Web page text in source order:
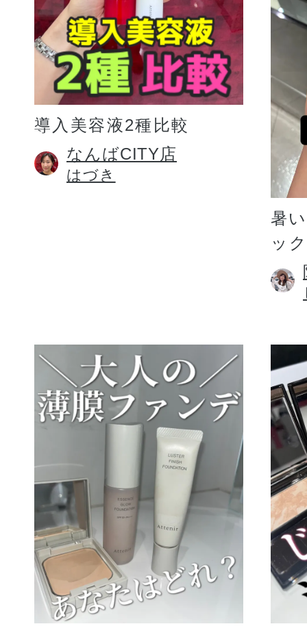
プリマモイスト
スキンクリア
クレンズオイル
スキンケア
メイクアップ
導入美容液2種比較
なんばCITY店
はづき
暑
ッ